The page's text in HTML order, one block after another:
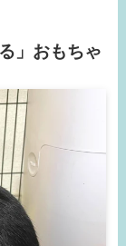
」おもちゃ